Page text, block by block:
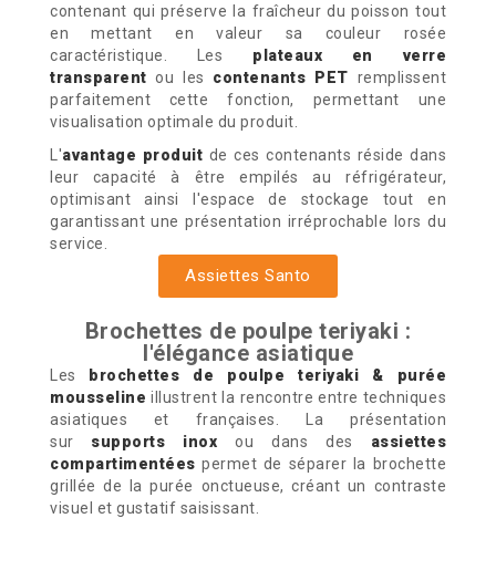
contenant qui préserve la fraîcheur du poisson tout
en mettant en valeur sa couleur rosée
caractéristique. Les plateaux en verre
transparent ou les contenants PET remplissent
parfaitement cette fonction, permettant une
visualisation optimale du produit.
L'avantage produit de ces contenants réside dans
leur capacité à être empilés au réfrigérateur,
optimisant ainsi l'espace de stockage tout en
garantissant une présentation irréprochable lors du
service.
Assiettes Santo
Brochettes de poulpe teriyaki :
l'élégance asiatique
Les
brochettes de poulpe teriyaki & purée
mousseline illustrent la rencontre entre techniques
asiatiques et françaises. La présentation
sur supports inox ou dans des assiettes
compartimentées permet de séparer la brochette
grillée de la purée onctueuse, créant un contraste
visuel et gustatif saisissant.